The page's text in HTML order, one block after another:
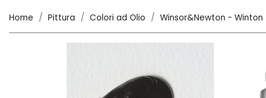
Home Pittura Colori ad Olio Winsor&Newton - Winton